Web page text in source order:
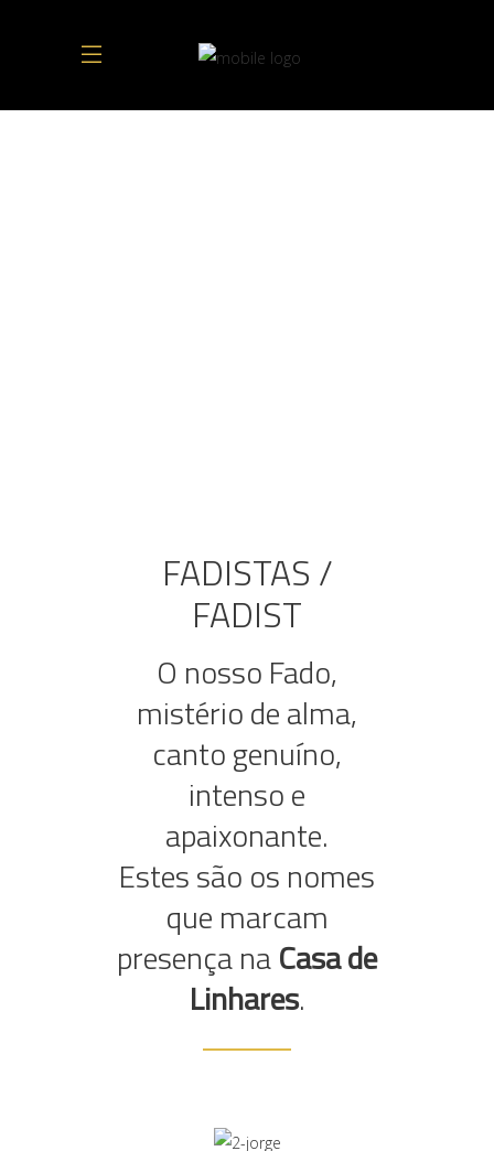
FADISTAS /
FADIST
O nosso Fado,
mistério de alma,
canto genuíno,
intenso e
apaixonante.
Estes são os nomes
que marcam
presença naCasa de
Linhares.